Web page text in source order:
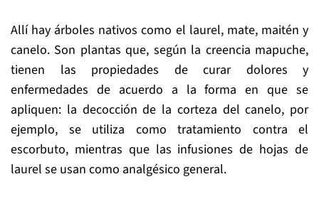
Allí hay árboles nativos como el laurel, mate, maitén y
canelo. Son plantas que, según la creencia mapuche,
tienen las propiedades de curar dolores y
enfermedades de acuerdo a la forma en que se
apliquen: la decocción de la corteza del canelo, por
ejemplo, se utiliza como tratamiento contra el
escorbuto, mientras que las infusiones de hojas de
laurel se usan como analgésico general.